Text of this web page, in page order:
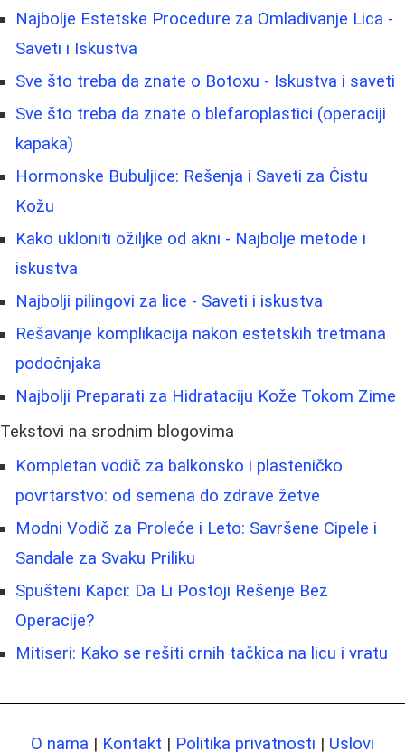
Najbolje Estetske Procedure za Omladivanje Lica -
Saveti i Iskustva
Sve što treba da znate o Botoxu - Iskustva i saveti
Sve što treba da znate o blefaroplastici (operaciji
kapaka)
Hormonske Bubuljice: Rešenja i Saveti za Čistu
Kožu
Kako ukloniti ožiljke od akni - Najbolje metode i
iskustva
Najbolji pilingovi za lice - Saveti i iskustva
Rešavanje komplikacija nakon estetskih tretmana
podočnjaka
Najbolji Preparati za Hidrataciju Kože Tokom Zime
Tekstovi na srodnim blogovima
Kompletan vodič za balkonsko i plasteničko
povrtarstvo: od semena do zdrave žetve
Modni Vodič za Proleće i Leto: Savršene Cipele i
Sandale za Svaku Priliku
Spušteni Kapci: Da Li Postoji Rešenje Bez
Operacije?
Mitiseri: Kako se rešiti crnih tačkica na licu i vratu
O nama | Kontakt | Politika privatnosti | Uslovi